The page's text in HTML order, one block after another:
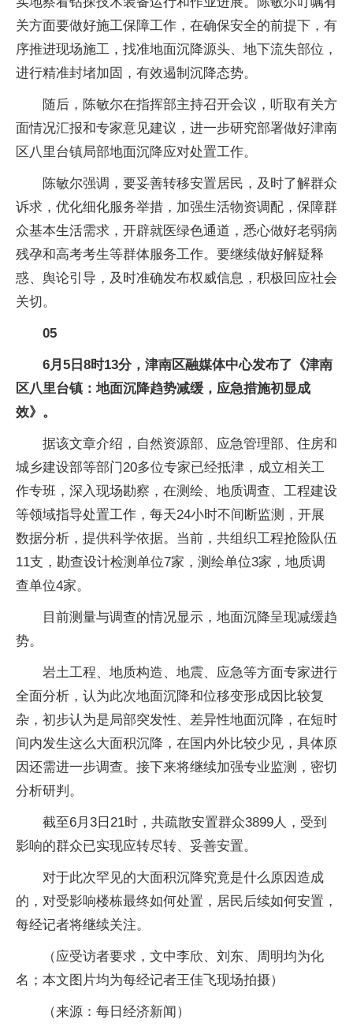
关方面要做好施工保障工作，在确保安全的前提下，有
序推进现场施工，找准地面沉降源头、地下流失部位，
进行精准封堵加固，有效遏制沉降态势。
随后，陈敏尔在指挥部主持召开会议，听取有关方
面情况汇报和专家意见建议，进一步研究部署做好津南
区八里台镇局部地面沉降应对处置工作。
陈敏尔强调，要妥善转移安置居民，及时了解群众
诉求，优化细化服务举措，加强生活物资调配，保障群
众基本生活需求，开辟就医绿色通道，悉心做好老弱病
残孕和高考考生等群体服务工作。要继续做好解疑释
惑、舆论引导，及时准确发布权威信息，积极回应社会
关切。
05
6月5日8时13分，津南区融媒体中心发布了《津南
区八里台镇：地面沉降趋势减缓，应急措施初显成
效》。
据该文章介绍，自然资源部、应急管理部、住房和
城乡建设部等部门20多位专家已经抵津，成立相关工
作专班，深入现场勘察，在测绘、地质调查、工程建设
等领域指导处置工作，每天24小时不间断监测，开展
数据分析，提供科学依据。当前，共组织工程抢险队伍
11支，勘查设计检测单位7家，测绘单位3家，地质调
查单位4家。
目前测量与调查的情况显示，地面沉降呈现减缓趋
势。
岩土工程、地质构造、地震、应急等方面专家进行
全面分析，认为此次地面沉降和位移变形成因比较复
杂，初步认为是局部突发性、差异性地面沉降，在短时
间内发生这么大面积沉降，在国内外比较少见，具体原
因还需进一步调查。接下来将继续加强专业监测，密切
分析研判。
截至6月3日21时，共疏散安置群众3899人，受到
影响的群众已实现应转尽转、妥善安置。
对于此次罕见的大面积沉降究竟是什么原因造成
的，对受影响楼栋最终如何处置，居民后续如何安置，
每经记者将继续关注。
（应受访者要求，文中李欣、刘东、周明均为化
名；本文图片均为每经记者王佳飞现场拍摄）
（来源：每日经济新闻）